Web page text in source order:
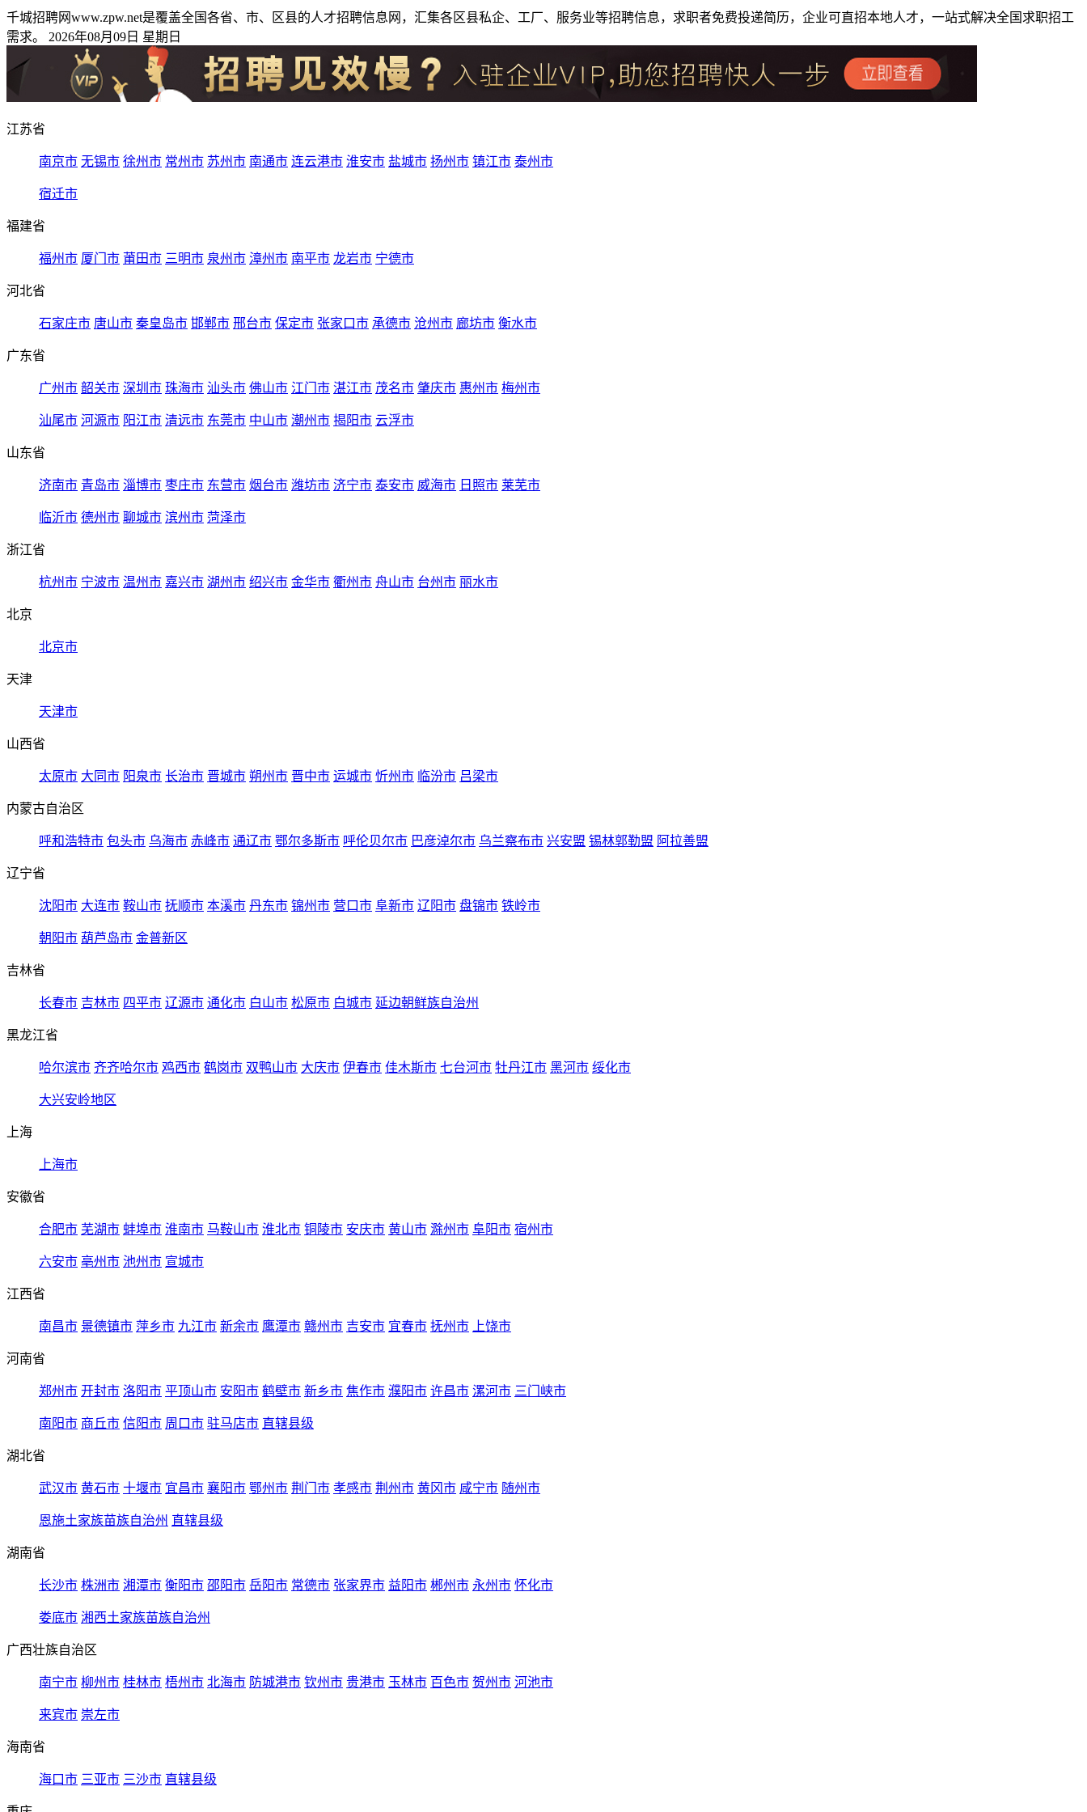
千城招聘网www.zpw.net是覆盖全国各省、市、区县的人才招聘信息网，汇集各区县私企、工厂、服务业等招聘信息，求职者免费投递简历，企业可直招本地人才，一站式解决全国求职招工
需求。 2026年08月09日 星期日
江苏省
南京市 无锡市 徐州市 常州市 苏州市 南通市 连云港市 淮安市 盐城市 扬州市 镇江市 泰州市
宿迁市
福建省
福州市 厦门市 莆田市 三明市 泉州市 漳州市 南平市 龙岩市 宁德市
河北省
石家庄市 唐山市 秦皇岛市 邯郸市 邢台市 保定市 张家口市 承德市 沧州市 廊坊市 衡水市
广东省
广州市 韶关市 深圳市 珠海市 汕头市 佛山市 江门市 湛江市 茂名市 肇庆市 惠州市 梅州市
汕尾市 河源市 阳江市 清远市 东莞市 中山市 潮州市 揭阳市 云浮市
山东省
济南市 青岛市 淄博市 枣庄市 东营市 烟台市 潍坊市 济宁市 泰安市 威海市 日照市 莱芜市
临沂市 德州市 聊城市 滨州市 菏泽市
浙江省
杭州市 宁波市 温州市 嘉兴市 湖州市 绍兴市 金华市 衢州市 舟山市 台州市 丽水市
北京
北京市
天津
天津市
山西省
太原市 大同市 阳泉市 长治市 晋城市 朔州市 晋中市 运城市 忻州市 临汾市 吕梁市
内蒙古自治区
呼和浩特市 包头市 乌海市 赤峰市 通辽市 鄂尔多斯市 呼伦贝尔市 巴彦淖尔市 乌兰察布市 兴安盟 锡林郭勒盟 阿拉善盟
辽宁省
沈阳市 大连市 鞍山市 抚顺市 本溪市 丹东市 锦州市 营口市 阜新市 辽阳市 盘锦市 铁岭市
朝阳市 葫芦岛市 金普新区
吉林省
长春市 吉林市 四平市 辽源市 通化市 白山市 松原市 白城市 延边朝鲜族自治州
黑龙江省
哈尔滨市 齐齐哈尔市 鸡西市 鹤岗市 双鸭山市 大庆市 伊春市 佳木斯市 七台河市 牡丹江市 黑河市 绥化市
大兴安岭地区
上海
上海市
安徽省
合肥市 芜湖市 蚌埠市 淮南市 马鞍山市 淮北市 铜陵市 安庆市 黄山市 滁州市 阜阳市 宿州市
六安市 亳州市 池州市 宣城市
江西省
南昌市 景德镇市 萍乡市 九江市 新余市 鹰潭市 赣州市 吉安市 宜春市 抚州市 上饶市
河南省
郑州市 开封市 洛阳市 平顶山市 安阳市 鹤壁市 新乡市 焦作市 濮阳市 许昌市 漯河市 三门峡市
南阳市 商丘市 信阳市 周口市 驻马店市 直辖县级
湖北省
武汉市 黄石市 十堰市 宜昌市 襄阳市 鄂州市 荆门市 孝感市 荆州市 黄冈市 咸宁市 随州市
恩施土家族苗族自治州 直辖县级
湖南省
长沙市 株洲市 湘潭市 衡阳市 邵阳市 岳阳市 常德市 张家界市 益阳市 郴州市 永州市 怀化市
娄底市 湘西土家族苗族自治州
广西壮族自治区
南宁市 柳州市 桂林市 梧州市 北海市 防城港市 钦州市 贵港市 玉林市 百色市 贺州市 河池市
来宾市 崇左市
海南省
海口市 三亚市 三沙市 直辖县级